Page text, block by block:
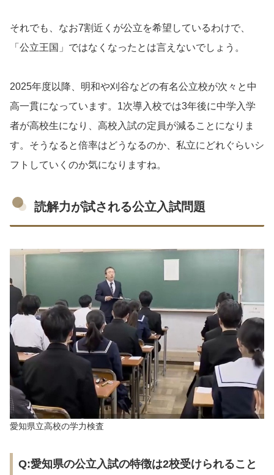
それでも、なお7割近くが公立を希望しているわけで、
「公立王国」ではなくなったとは言えないでしょう。
2025年度以降、明和や刈谷などの有名公立校が次々と中
高一貫になっています。1次導入校では3年後に中学入学
者が高校生になり、高校入試の定員が減ることになりま
す。そうなると倍率はどうなるのか、私立にどれぐらいシ
フトしていくのか気になりますね。
読解力が試される公立入試問題
愛知県立高校の学力検査
Q:愛知県の公立入試の特徴は2校受けられること